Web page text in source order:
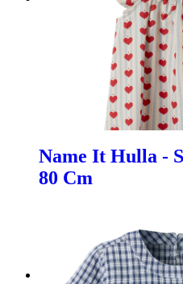
Name It Hulla -
80 Cm